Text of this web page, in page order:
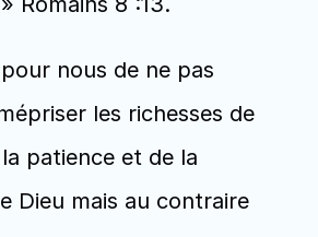
nous de ne pas
les richesses de
patience et de la
Dieu mais au contraire